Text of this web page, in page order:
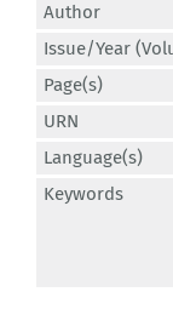
Author
Issue/Year
Page(s)
URN
Language(s)
Keywords